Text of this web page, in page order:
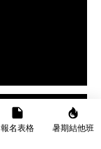
報名表格 暑期結他班